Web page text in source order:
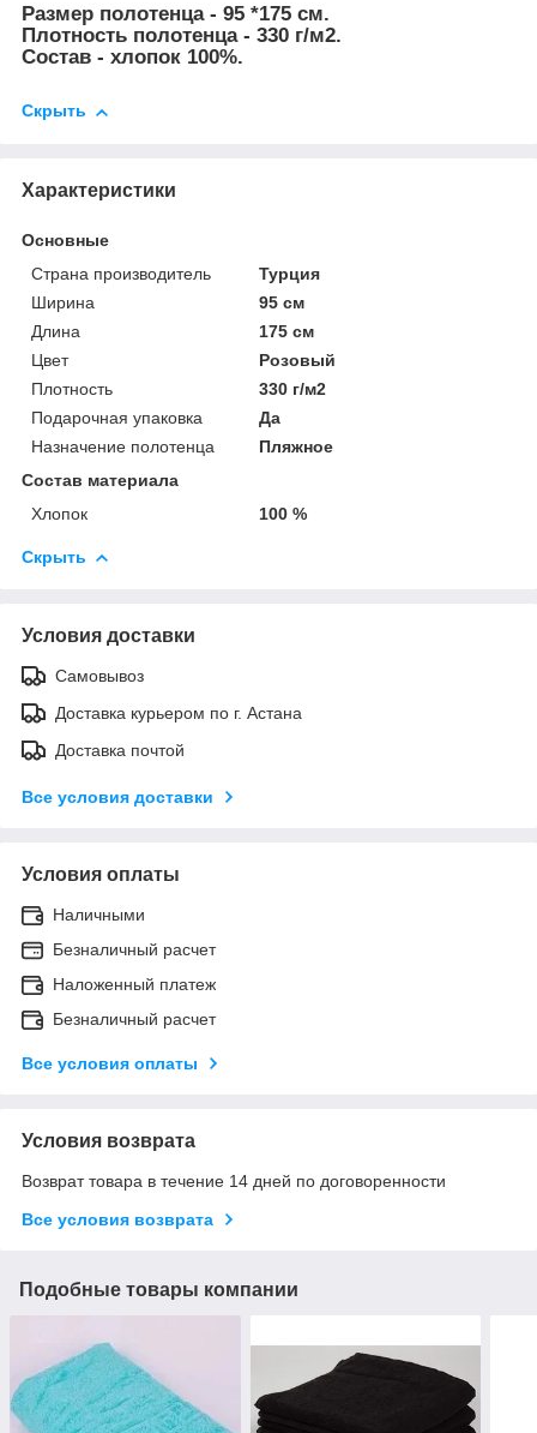
Размер полотенца - 95 *175 см.
Плотность полотенца - 330 г/м2.
Состав - хлопок 100%.
Скрыть
Характеристики
Основные
Страна производитель
Турция
Ширина
95 см
Длина
175 см
Цвет
Розовый
Плотность
330 г/м2
Подарочная упаковка
Да
Назначение полотенца
Пляжное
Состав материала
Хлопок
100 %
Скрыть
Условия доставки
Самовывоз
Доставка курьером по г. Астана
Доставка почтой
Все условия доставки
Условия оплаты
Наличными
Безналичный расчет
Наложенный платеж
Безналичный расчет
Все условия оплаты
Условия возврата
Возврат товара в течение 14 дней по договоренности
Все условия возврата
Подобные товары компании